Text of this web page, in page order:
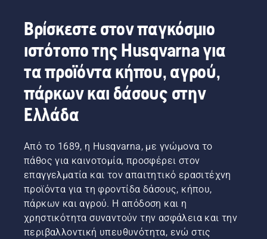
Βρίσκεστε στον παγκόσμιο
ιστότοπο της Husqvarna για
τα προϊόντα κήπου, αγρού,
πάρκων και δάσους στην
Ελλάδα
Από το 1689, η Husqvarna, με γνώμονα το
πάθος για καινοτομία, προσφέρει στον
επαγγελματία και τον απαιτητικό ερασιτέχνη
προϊόντα για τη φροντίδα δάσους, κήπου,
πάρκων και αγρού. Η απόδοση και η
χρηστικότητα συναντούν την ασφάλεια και την
περιβαλλοντική υπευθυνότητα, ενώ στις